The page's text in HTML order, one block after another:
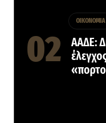
ΟΙΚΟΝΟΜΙΑ
ΑΑΔΕ: